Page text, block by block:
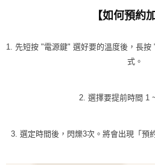
【如何預約
1. 先短按 "電源鍵" 選好要的溫度後，長
式。
2. 選擇要提前時間 1
3. 選定時間後，閃爍3次。將會出現「預